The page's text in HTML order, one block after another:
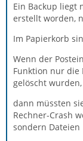
Ein Backup liegt
erstellt worden,
Im Papierkorb
Wenn der
Funktion nur die
gelöscht wurden,
dann müssten
Rechner-Crash
sondern Dateien